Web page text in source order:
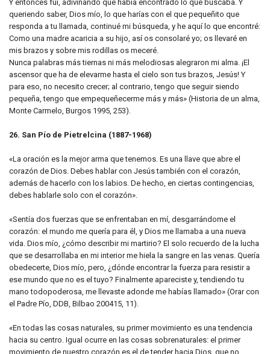
Y entonces fui, adivinando que había encontrado lo que buscaba. Y
queriendo saber, Dios mío, lo que harías con el que pequeñito que
responda a tu llamada, continué mi búsqueda, y he aquí lo que encontré:
Como una madre acaricia a su hijo, así os consolaré yo; os llevaré en
mis brazos y sobre mis rodillas os meceré.
Nunca palabras más tiernas ni más melodiosas alegraron mi alma. ¡El
ascensor que ha de elevarme hasta el cielo son tus brazos, Jesús! Y
para eso, no necesito crecer; al contrario, tengo que seguir siendo
pequeña, tengo que empequeñecerme más y más» (Historia de un alma,
Monte Carmelo, Burgos 1995, 253).
26. San Pío de Pietrelcina (1887-1968)
«La oración es la mejor arma que tenemos. Es una llave que abre el
corazón de Dios. Debes hablar con Jesús también con el corazón,
además de hacerlo con los labios. De hecho, en ciertas contingencias,
debes hablarle solo con el corazón».
«Sentía dos fuerzas que se enfrentaban en mí, desgarrándome el
corazón: el mundo me quería para él, y Dios me llamaba a una nueva
vida. Dios mío, ¿cómo describir mi martirio? El solo recuerdo de la lucha
que se desarrollaba en mi interior me hiela la sangre en las venas. Quería
obedecerte, Dios mío, pero, ¿dónde encontrar la fuerza para resistir a
ese mundo que no es el tuyo? Finalmente apareciste y, tendiendo tu
mano todopoderosa, me llevaste adonde me habías llamado» (Orar con
el Padre Pío, DDB, Bilbao 200415, 11).
«En todas las cosas naturales, su primer movimiento es una tendencia
hacia su centro. Igual ocurre en las cosas sobrenaturales: el primer
movimiento de nuestro corazón es el de tender hacia Dios, que no